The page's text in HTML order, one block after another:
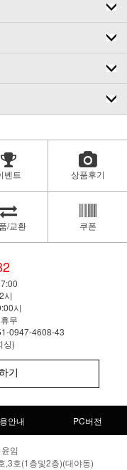
벤트 상품후기
/교환 쿠폰
시
시
무
0947-4608-43
싱)
기
안내 PC버전
임
,3호(1층및2층)(대야동)